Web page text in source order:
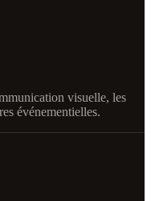
visuelle, les
événementielles.